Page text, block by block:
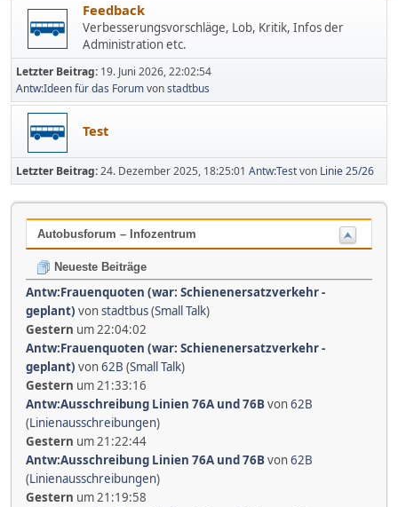
Feedback
Verbesserungsvorschläge, Lob, Kritik, Infos der
Administration etc.
Letzter Beitrag: 19. Juni 2026, 22:02:54
Antw:Ideen für das Forumvonstadtbus
Test
Letzter Beitrag:24. Dezember 2025, 18:25:01 Antw:Testvon Linie 25/26
Autobusforum – Infozentrum
Neueste Beiträge
Antw:Frauenquoten (war: Schienenersatzverkehr -
geplant) vonstadtbus(Small Talk)
Gestern um 22:04:02
Antw:Frauenquoten (war: Schienenersatzverkehr -
geplant) von62B (Small Talk)
Gestern um 21:33:16
Antw:Ausschreibung Linien 76A und 76Bvon62B
(Linienausschreibungen)
Gestern um 21:22:44
Antw:Ausschreibung Linien 76A und 76Bvon62B
(Linienausschreibungen)
Gestern um 21:19:58